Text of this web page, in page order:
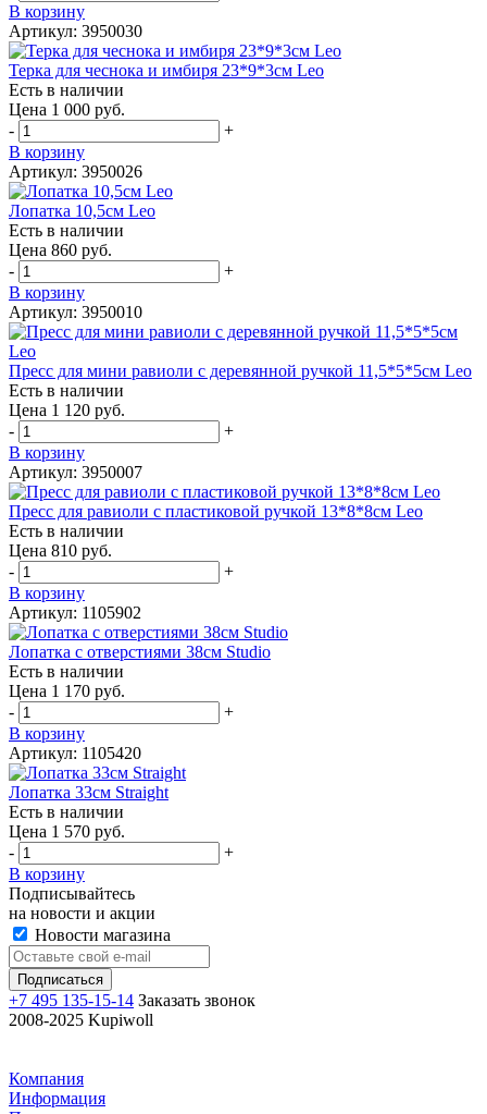
В корзину
Артикул: 3950030
Терка для чеснока и имбиря 23*9*3см Leo
Есть в наличии
Цена 1 000 руб.
-
+
В корзину
Артикул: 3950026
Лопатка 10,5см Leo
Есть в наличии
Цена 860 руб.
-
+
В корзину
Артикул: 3950010
Пресс для мини равиоли с деревянной ручкой 11,5*5*5см Leo
Есть в наличии
Цена 1 120 руб.
-
+
В корзину
Артикул: 3950007
Пресс для равиоли с пластиковой ручкой 13*8*8см Leo
Есть в наличии
Цена 810 руб.
-
+
В корзину
Артикул: 1105902
Лопатка с отверстиями 38см Studio
Есть в наличии
Цена 1 170 руб.
-
+
В корзину
Артикул: 1105420
Лопатка 33см Straight
Есть в наличии
Цена 1 570 руб.
-
+
В корзину
Подписывайтесь
на новости и акции
Новости магазина
+7 495 135-15-14 Заказать звонок
2008-2025 Kupiwoll
Компания
Информация